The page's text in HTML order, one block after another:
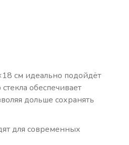
см идеально подойдёт
обеспечивает
дольше сохранять
для современных